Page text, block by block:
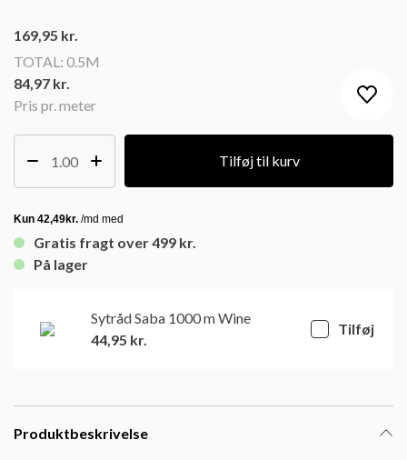
Pris pr. meter
169,95 kr.
TOTAL: 0.5M
84,97 kr.
Tilføj til kurv
Gratis fragt over 499 kr.
På lager
Sytråd Saba 1000 m Wine
44,95 kr.
Tilføj
Produktbeskrivelse